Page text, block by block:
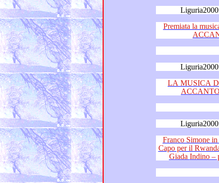
Premiata la musica e la
LA MUSICA
ACCANTO
Franco Simone in gran
Capo per il Rwanda e Don Tito – Antonio